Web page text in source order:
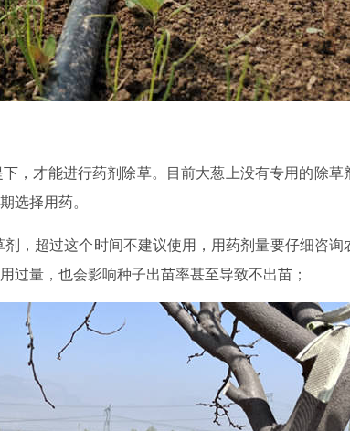
，才能进行药剂除草。目前大葱上没有专用的除草
选择用药。
，超过这个时间不建议使用，用药剂量要仔细咨询
过量，也会影响种子出苗率甚至导致不出苗；